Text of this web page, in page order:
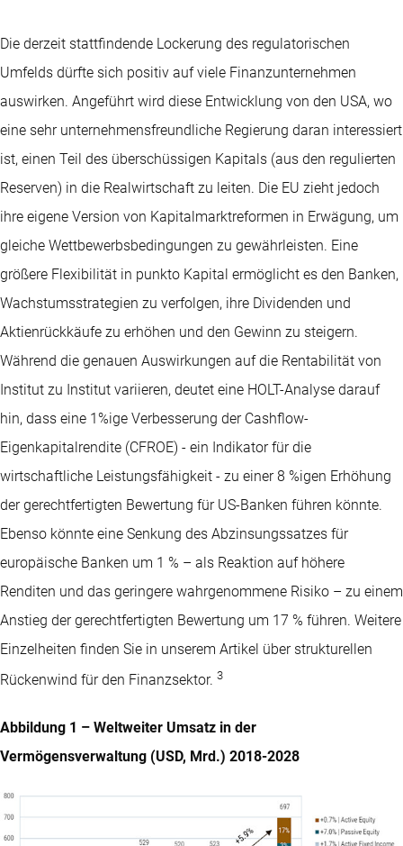
Die derzeit stattfindende Lockerung des regulatorischen
Umfelds dürfte sich positiv auf viele Finanzunternehmen
auswirken. Angeführt wird diese Entwicklung von den USA, wo
eine sehr unternehmensfreundliche Regierung daran interessiert
ist, einen Teil des überschüssigen Kapitals (aus den regulierten
Reserven) in die Realwirtschaft zu leiten. Die EU zieht jedoch
ihre eigene Version von Kapitalmarktreformen in Erwägung, um
gleiche Wettbewerbsbedingungen zu gewährleisten. Eine
größere Flexibilität in punkto Kapital ermöglicht es den Banken,
Wachstumsstrategien zu verfolgen, ihre Dividenden und
Aktienrückkäufe zu erhöhen und den Gewinn zu steigern.
Während die genauen Auswirkungen auf die Rentabilität von
Institut zu Institut variieren, deutet eine HOLT-Analyse darauf
hin, dass eine 1%ige Verbesserung der Cashflow-
Eigenkapitalrendite (CFROE) - ein Indikator für die
wirtschaftliche Leistungsfähigkeit - zu einer 8 %igen Erhöhung
der gerechtfertigten Bewertung für US-Banken führen könnte.
Ebenso könnte eine Senkung des Abzinsungssatzes für
europäische Banken um 1 % – als Reaktion auf höhere
Renditen und das geringere wahrgenommene Risiko – zu einem
Anstieg der gerechtfertigten Bewertung um 17 % führen. Weitere
Einzelheiten finden Sie in unserem Artikel über strukturellen
Rückenwind für den Finanzsektor. 3
Abbildung 1 – Weltweiter Umsatz in der
Vermögensverwaltung (USD, Mrd.) 2018-2028